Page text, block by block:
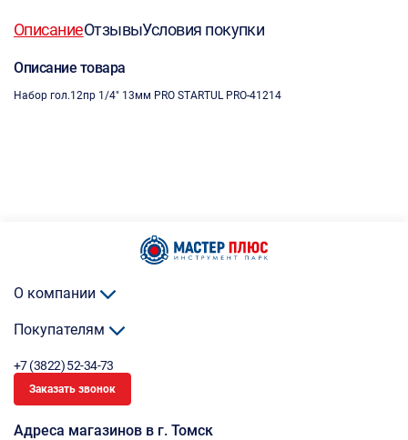
ОписаниеОтзывыУсловия покупки
Описание товара
Набор гол.12пр 1/4" 13мм PRO STARTUL PRO-41214
О компании
Покупателям
+7 (3822) 52-34-73
Заказать звонок
Адреса магазинов в г. Томск